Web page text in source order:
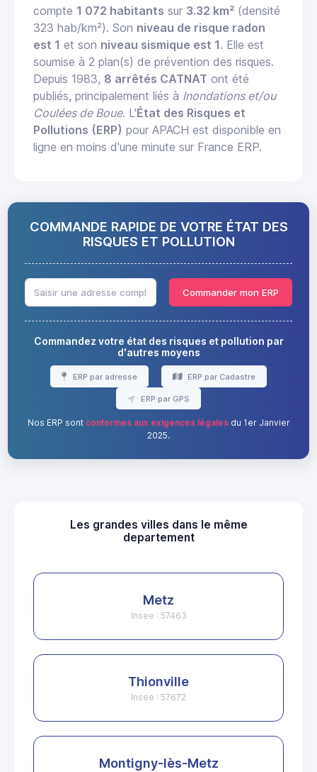
compte 1 072 habitants sur 3.32 km² (densité
323 hab/km²). Son niveau de risque radon
est 1 et son niveau sismique est 1. Elle est
soumise à 2 plan(s) de prévention des risques.
Depuis 1983, 8 arrêtés CATNAT ont été
publiés, principalement liés à Inondations et/ou
Coulées de Boue. L'État des Risques et
Pollutions (ERP) pour APACH est disponible en
ligne en moins d'une minute sur France ERP.
COMMANDE RAPIDE DE VOTRE ÉTAT DES
RISQUES ET POLLUTION
Commander mon ERP
Commandez votre état des risques et pollution par
d'autres moyens
ERP par adresse ERP par Cadastre
ERP par GPS
Nos ERP sont conformes aux exigences légalesdu 1er Janvier
2025.
Les grandes villes dans le même
departement
Metz
Insee : 57463
Thionville
Insee : 57672
Montigny-lès-Metz